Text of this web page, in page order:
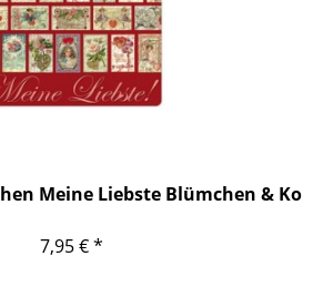
Meine Liebste Blümchen & Ko
7,95 € *